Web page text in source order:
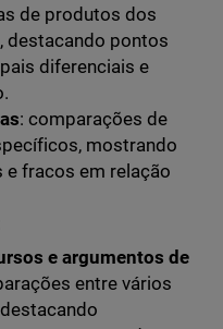
de produtos dos
destacando pontos
diferenciais e
: comparações de
mostrando
fracos em relação
e argumentos de
entre vários